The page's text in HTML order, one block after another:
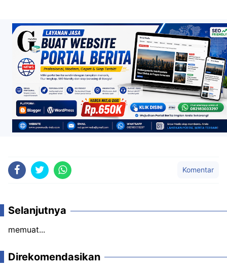
Komentar
Selanjutnya
memuat...
Direkomendasikan